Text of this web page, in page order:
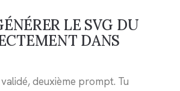
LE SVG DU
DANS
deuxième prompt. Tu